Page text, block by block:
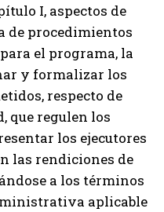
I, aspectos de
de procedimientos
el programa, la
y formalizar los
respecto de
que regulen los
los ejecutores
las rendiciones de
a los términos
aplicable